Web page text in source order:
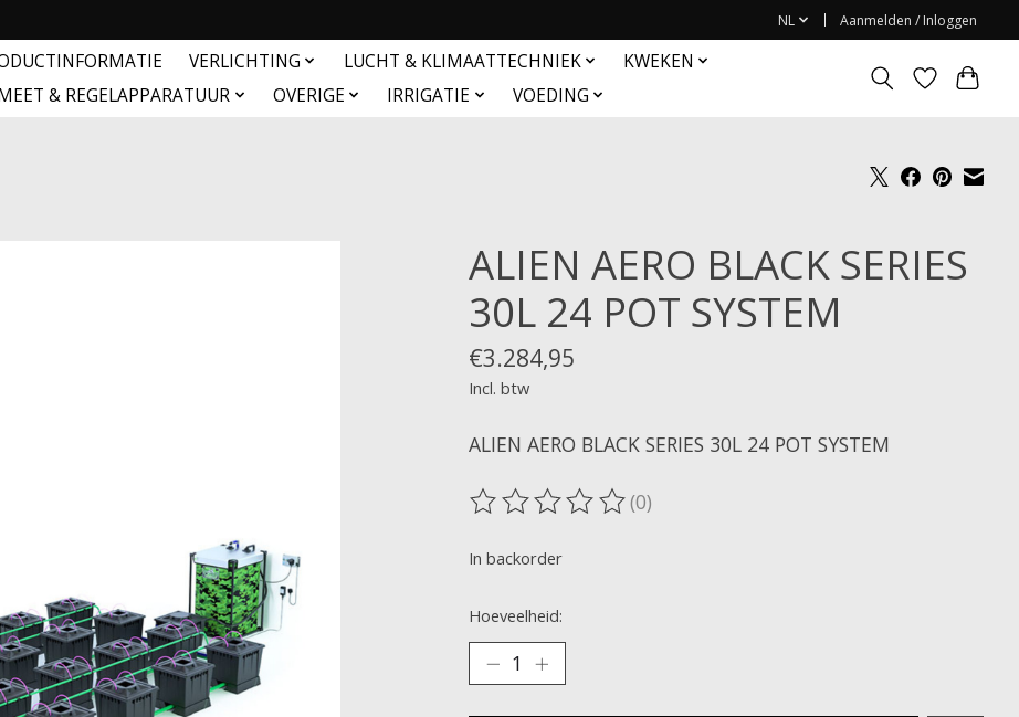
NL Aanmelden / Inloggen
VERLICHTING LUCHT & KLIMAATTECHNIEK
KWEKEN
& REGELAPPARATUUR
OVERIGE IRRIGATIE VOEDING
ALIEN AERO BLACK SERIES
30L 24 POT SYSTEM
€3.284,95
Incl. btw
ALIEN AERO BLACK SERIES 30L 24 POT SYSTEM
De beoordeling van dit product is
(0)
In backorder
Hoeveelheid: